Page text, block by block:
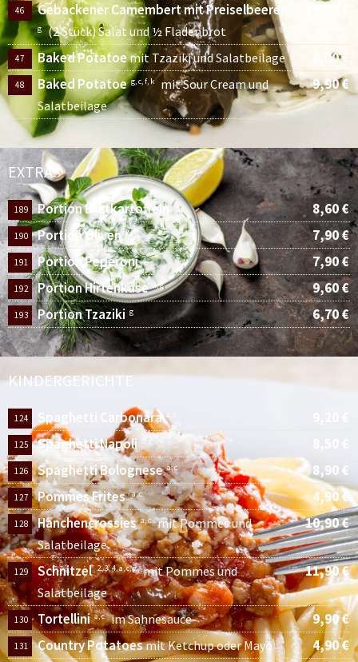
46 Gebackener Camembert mit Preiselbeeren
g (2 Stück) Salat und ½ Fladenbrot
47 Baked Potatoemit Tzaziki und Salatbeilage 9,90 €
48 Baked Potatoe g, c, f, k
mit Sour Cream und
Salatbeilage
9,90 €
EXTRAS
189 Portion Bratkartoffeln 8,60 €
190 Portion Oliven 2, 6 7,90 €
191 Portion Peperoni 2 7,90 €
192 Portion Hirtenkäse 2, g 9,60 €
193 Portion Tzaziki g 6,70 €
KINDERGERICHTE
124 Spaghetti Carbonara
125 Spaghetti Napoli a, c
126 Spaghetti Bolognese a, c 8,90 €
127 Pommes Frites a, c 4,90 €
128 Hänchencrossies a, c mit Pommes und
Salatbeilage
10,90 €
129 Schnitzel 2, 3, 4, a, c, g mit Pommes und
Salatbeilage
11,90 €
130 Tortellini a, c im Sahnesauce 9,90 €
131 Country Potatoesmit Ketchup oder Mayo 4,90 €